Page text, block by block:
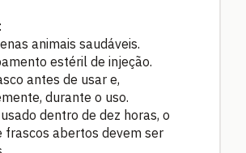
animais saudáveis.
estéril de injeção.
antes de usar e,
durante o uso.
dentro de dez horas, o
frascos abertos devem ser